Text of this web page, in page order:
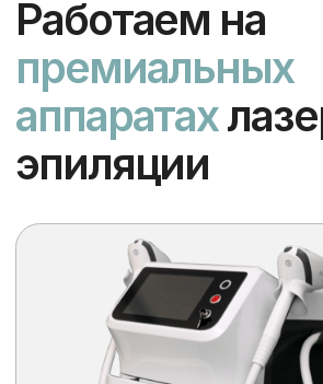
Skin (Германия)
Охлаждающие элементы
в манипуле аппарата Skin Made
in Germany обеспечивают
постоянное охлаждение кожи
снизить чувствительность кожи
Аппарат работает на всех
фототипах кожи, удаляет любую
структуру волос безопасно
и эффективно.
Подмышки + глубокое бикини